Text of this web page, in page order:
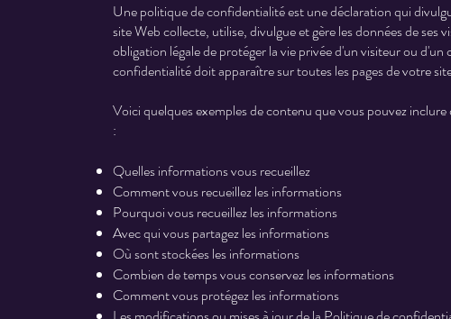
Une politique de confidentialité est une déclaration qui
site Web collecte, utilise, divulgue et gère les données de ses
obligation légale de protéger la vie privée d'un visiteur ou
confidentialité doit apparaître sur toutes les pages de votre
Voici quelques exemples de contenu que vous pouvez
:
Quelles informations vous recueillez
Comment vous recueillez les informations
Pourquoi vous recueillez les informations
Avec qui vous partagez les informations
Où sont stockées les informations
Combien de temps vous conservez les informations
Comment vous protégez les informations